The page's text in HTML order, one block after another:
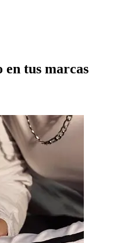
en tus marcas